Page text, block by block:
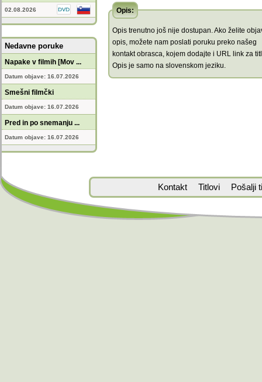
02.08.2026
Nedavne poruke
Napake v filmih [Mov ...
Datum objave: 16.07.2026
Smešni filmčki
Datum objave: 16.07.2026
Pred in po snemanju ...
Datum objave: 16.07.2026
Opis:
Opis trenutno još nije dostupan. Ako želite
opis, možete nam poslati poruku preko našeg
kontakt obrasca, kojem dodajte i URL link za
Opis je samo na slovenskom jeziku.
Kontakt Titlovi Pošalji